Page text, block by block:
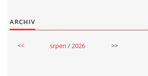
ARCHIV
<< srpen / 2026 >>